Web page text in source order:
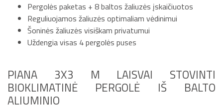
Pergolės paketas + 8 baltos žaliuzės įskaičiuotos
Reguliuojamos žaliuzės optimaliam vėdinimui
Šoninės žaliuzės visiškam privatumui
Uždengia visas 4 pergolės puses
PIANA 3X3 M LAISVAI STOVINTI
BIOKLIMATINĖ PERGOLĖ IŠ BALTO
ALIUMINIO